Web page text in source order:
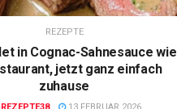
REZEPTE
in Cognac-Sahnesauce wie
jetzt ganz einfach
zuhause
REZEPTE38 13 FEBRUAR 2026